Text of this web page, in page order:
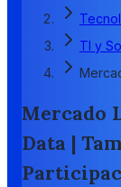
TI y
Mercado
Data |